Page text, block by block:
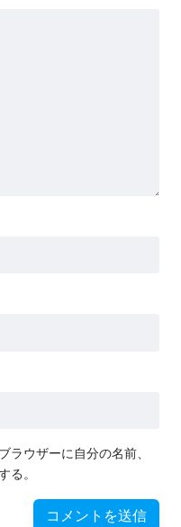
ラウザーに自分の名前、
る。